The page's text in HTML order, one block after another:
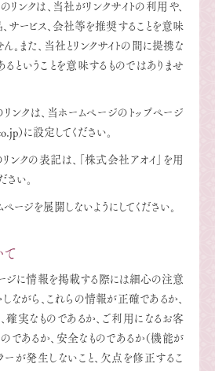
リンクは、当社がリンクサイトの利用や、
サービス、会社等を推奨することを意味
。また、当社とリンクサイトの間に提携な
ということを意味するものではありませ
ンクは、当ホームページのトップページ
）に設定してください。
ンクの表記は、「株式会社アオイ」を用
さい。
ージを展開しないようにしてください。
ジに情報を掲載する際には細心の注意
しながら、これらの情報が正確であるか、
確実なものであるか、ご利用になるお客
であるか、安全なものであるか（機能が
ーが発生しないこと、欠点を修正するこ